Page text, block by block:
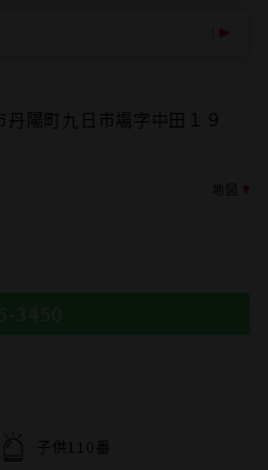
陽町九日市場字中田１９
子供110番